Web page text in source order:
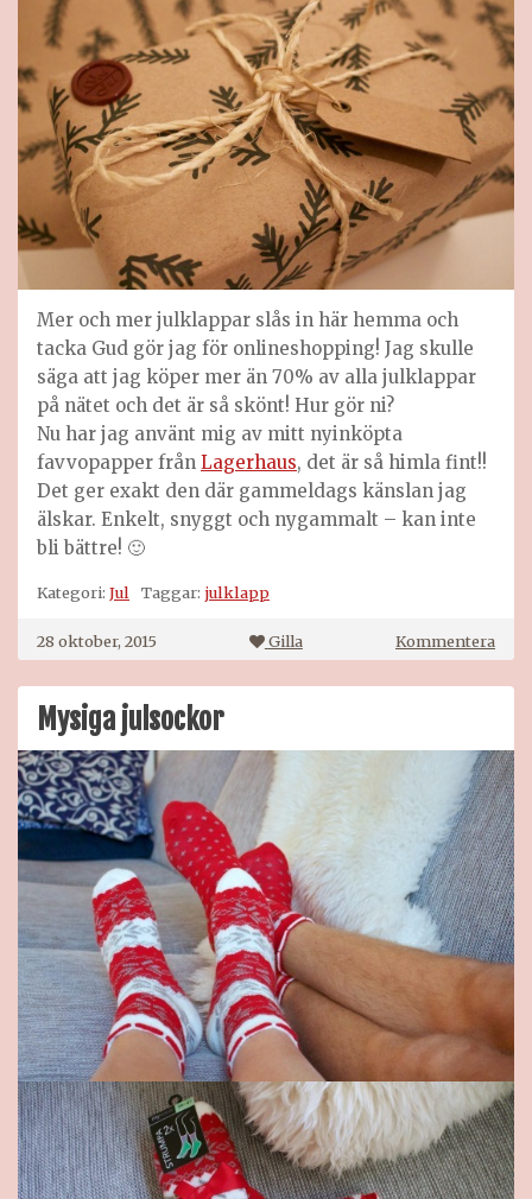
Mer och mer julklappar slås in här hemma och
tacka Gud gör jag för onlineshopping! Jag skulle
säga att jag köper mer än 70% av alla julklappar
på nätet och det är så skönt! Hur gör ni?
Nu har jag använt mig av mitt nyinköpta
favvopapper från Lagerhaus, det är så himla fint!!
Det ger exakt den där gammeldags känslan jag
älskar. Enkelt, snyggt och nygammalt – kan inte
bli bättre! 🙂
Kategori: Jul Taggar: julklapp
28 oktober, 2015 Gilla Kommenterapå
Mera
Mysiga julsockor